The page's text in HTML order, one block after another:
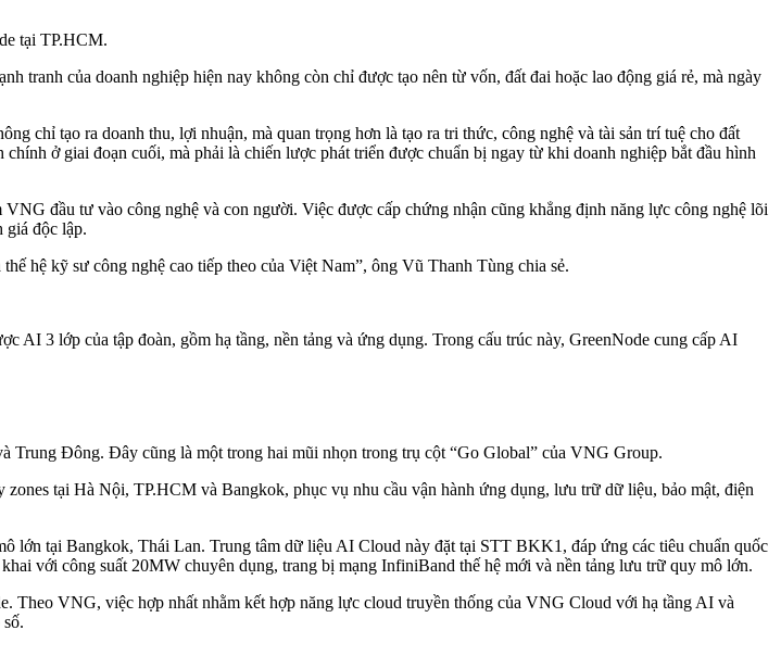
tại TP.HCM.
tranh của doanh nghiệp hiện nay không còn chỉ được tạo nên từ vốn, đất đai hoặc lao động giá rẻ, mà ngày
chỉ tạo ra doanh thu, lợi nhuận, mà quan trọng hơn là tạo ra tri thức, công nghệ và tài sản trí tuệ cho đất
ở giai đoạn cuối, mà phải là chiến lược phát triển được chuẩn bị ngay từ khi doanh nghiệp bắt đầu hình
đầu tư vào công nghệ và con người. Việc được cấp chứng nhận cũng khẳng định năng lực công nghệ lõi
giá độc lập.
hệ kỹ sư công nghệ cao tiếp theo của Việt Nam”, ông Vũ Thanh Tùng chia sẻ.
3 lớp của tập đoàn, gồm hạ tầng, nền tảng và ứng dụng. Trong cấu trúc này, GreenNode cung cấp AI
Đông. Đây cũng là một trong hai mũi nhọn trong trụ cột “Go Global” của VNG Group.
tại Hà Nội, TP.HCM và Bangkok, phục vụ nhu cầu vận hành ứng dụng, lưu trữ dữ liệu, bảo mật, điện
tại Bangkok, Thái Lan. Trung tâm dữ liệu AI Cloud này đặt tại STT BKK1, đáp ứng các tiêu chuẩn quốc
với công suất 20MW chuyên dụng, trang bị mạng InfiniBand thế hệ mới và nền tảng lưu trữ quy mô lớn.
VNG, việc hợp nhất nhằm kết hợp năng lực cloud truyền thống của VNG Cloud với hạ tầng AI và